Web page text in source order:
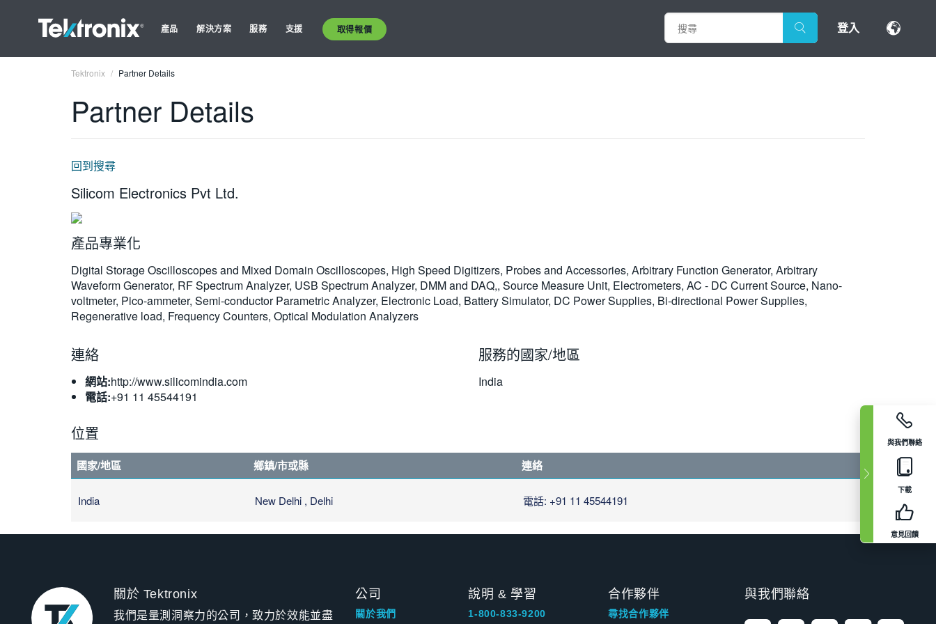
產品 解決方案 服務 支援 取得報價 登入
與我們聯絡
下載
意見回饋
Tektronix Partner Details
Partner Details
回到搜尋
Silicom Electronics Pvt Ltd.
產品專業化
Digital Storage Oscilloscopes and Mixed Domain Oscilloscopes, High Speed Digitizers, Probes and Accessories, Arbitrary Function Generator, Arbitrary
Waveform Generator, RF Spectrum Analyzer, USB Spectrum Analyzer, DMM and DAQ,, Source Measure Unit, Electrometers, AC - DC Current Source, Nano-
voltmeter, Pico-ammeter, Semi-conductor Parametric Analyzer, Electronic Load, Battery Simulator, DC Power Supplies, Bi-directional Power Supplies,
Regenerative load, Frequency Counters, Optical Modulation Analyzers
連絡
網站:http://www.silicomindia.com
電話:+91 11 45544191
服務的國家/地區
India
位置
國家/地區 鄉鎮/市或縣 連絡
India New Delhi , Delhi 電話: +91 11 45544191
關於 Tektronix
我們是量測洞察力的公司，致力於效能並盡
公司
關於我們
說明 & 學習
1-800-833-9200
合作夥伴
尋找合作夥伴
與我們聯絡